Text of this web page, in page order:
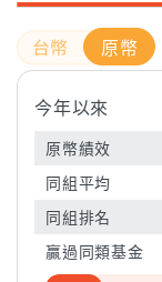
原幣
今年以來
原幣績效
同組平均
同組排名
贏過同類基金